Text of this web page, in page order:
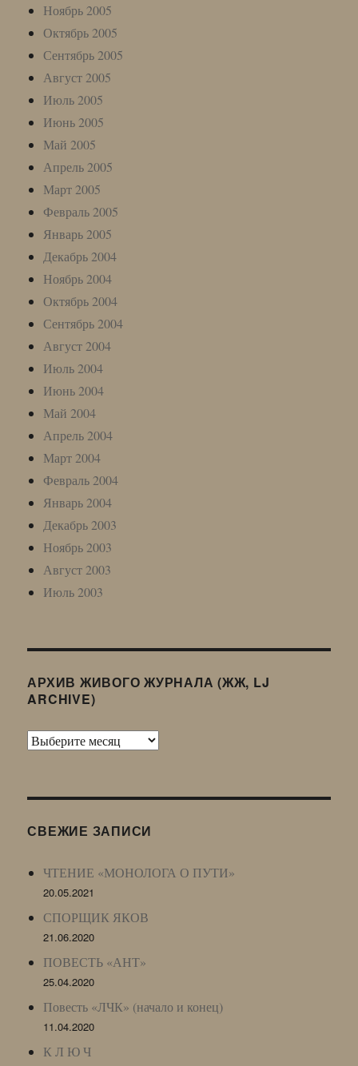
Ноябрь 2005
Октябрь 2005
Сентябрь 2005
Август 2005
Июль 2005
Июнь 2005
Май 2005
Апрель 2005
Март 2005
Февраль 2005
Январь 2005
Декабрь 2004
Ноябрь 2004
Октябрь 2004
Сентябрь 2004
Август 2004
Июль 2004
Июнь 2004
Май 2004
Апрель 2004
Март 2004
Февраль 2004
Январь 2004
Декабрь 2003
Ноябрь 2003
Август 2003
Июль 2003
АРХИВ ЖИВОГО ЖУРНАЛА (ЖЖ, LJ
ARCHIVE)
Архив
LJ
СВЕЖИЕ ЗАПИСИ
ЧТЕНИЕ «МОНОЛОГА О ПУТИ»
20.05.2021
СПОРЩИК ЯКОВ
21.06.2020
ПОВЕСТЬ «АНТ»
25.04.2020
Повесть «ЛЧК» (начало и конец)
11.04.2020
К Л Ю Ч